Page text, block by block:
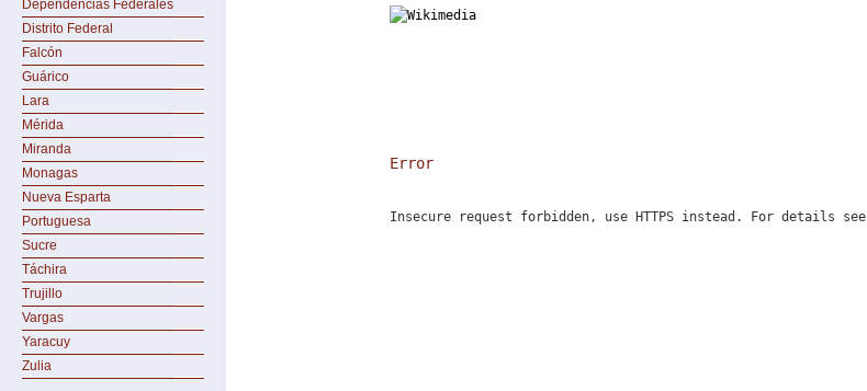
Dependencias Federales
Distrito Federal
Falcón
Guárico
Lara
Mérida
Miranda
Monagas
Nueva Esparta
Portuguesa
Sucre
Táchira
Trujillo
Vargas
Yaracuy
Zulia
Error
Insecure request forbidden, use HTTPS instead. For details see